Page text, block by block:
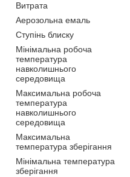
Витрата
Аерозольна емаль
Ступінь блиску
Мінімальна робоча
температура
навколишнього
середовища
Максимальна робоча
температура
навколишнього
середовища
Максимальна
температура зберігання
Мінімальна температура
зберігання